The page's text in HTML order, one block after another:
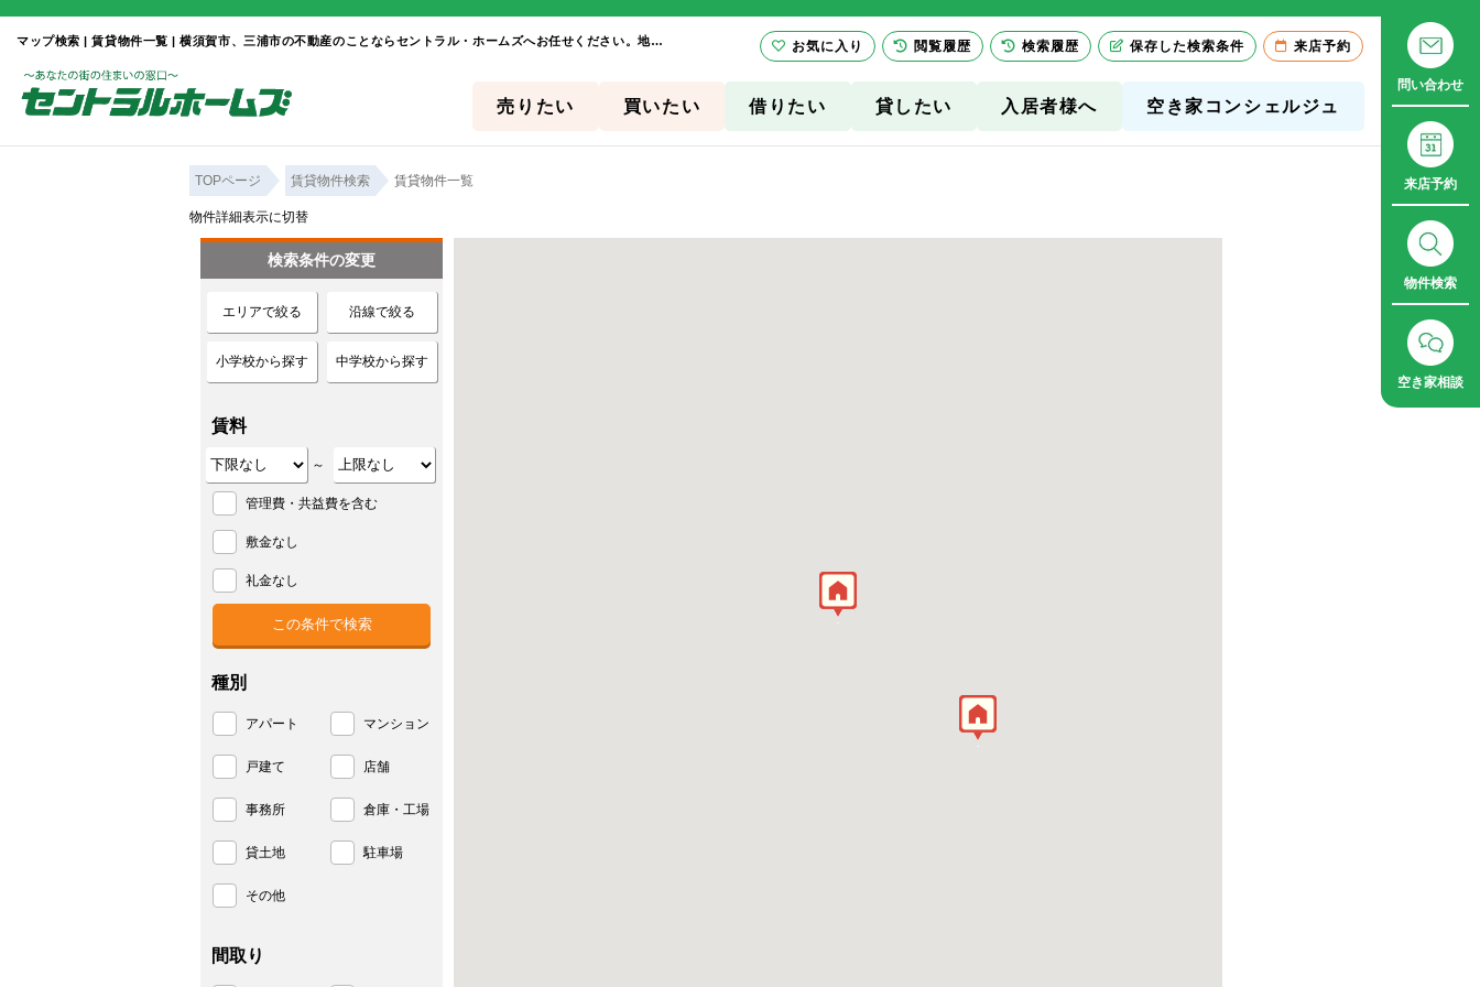
マップ検索 | 賃貸物件一覧 | 横須賀市、三浦市の不動産のことならセントラル・ホームズへお任せください。地域に根付いて30年以上。お部屋探し～一戸建てや土地・マンション等の購入・売却まで一貫してご相談可能です。ぜひお気軽にご相談ください
売りたい 買いたい 借りたい 貸したい 入居者様へ 空き家コンシェルジュ
問い合わせ
来店予約
物件検索
空き家相談
TOPページ 賃貸物件検索 賃貸物件一覧
物件詳細表示に切替
検索条件の変更
エリアで絞る 沿線で絞る
小学校から探す 中学校から探す
賃料
～
管理費・共益費を含む
敷金なし
礼金なし
種別
アパート マンション
戸建て 店舗
事務所 倉庫・工場
貸土地 駐車場
その他
間取り
お気に入り 閲覧履歴 検索履歴 保存した検索条件 来店予約